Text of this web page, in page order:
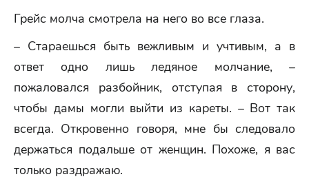
Грейс молча смотрела на него во все глаза.
– Стараешься быть вежливым и учтивым, а в
ответ одно лишь ледяное молчание, –
пожаловался разбойник, отступая в сторону,
чтобы дамы могли выйти из кареты. – Вот так
всегда. Откровенно говоря, мне бы следовало
держаться подальше от женщин. Похоже, я вас
только раздражаю.